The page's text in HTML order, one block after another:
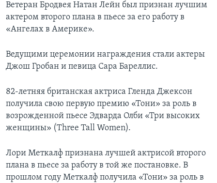
Ветеран Бродвея Натан Лейн был признан лучшим
актером второго плана в пьесе за его работу в
«Ангелах в Америке».
Ведущими церемонии награждения стали актеры
Джош Гробан и певица Сара Бареллис.
82-летняя британская актриса Гленда Джексон
получила свою первую премию «Тони» за роль в
возрожденной пьесе Эдварда Олби «Три высоких
женщины» (Three Tall Women).
Лори Меткалф признана лучшей актрисой второго
плана в пьесе за работу в той же постановке. В
прошлом году Меткалф получила «Тони» за роль в